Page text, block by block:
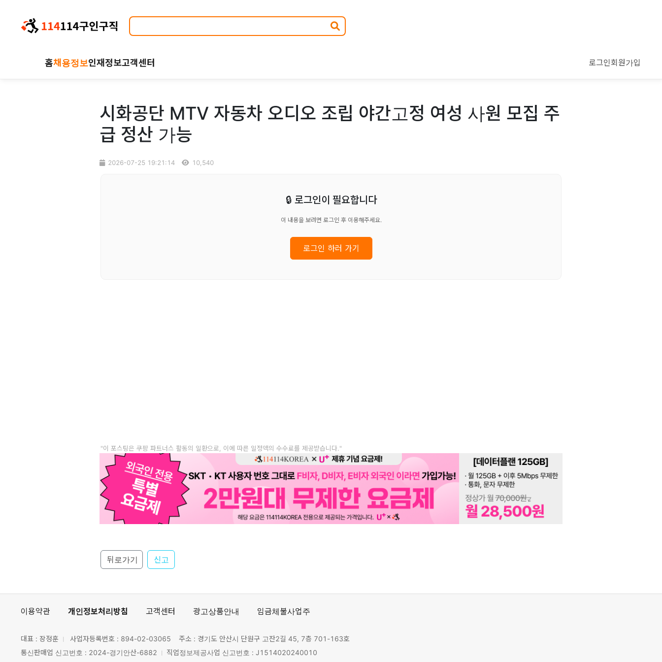
홈채용정보인재정보고객센터 로그인회원가입
시화공단 MTV 자동차 오디오 조립 야간고정 여성 사원 모집 주
급 정산 가능
2026-07-25 19:21:14 10,540
🔒 로그인이 필요합니다
이 내용을 보려면 로그인 후 이용해주세요.
로그인 하러 가기
"이 포스팅은 쿠팡 파트너스 활동의 일환으로, 이에 따른 일정액의 수수료를 제공받습니다."
뒤로가기 신고
이용약관 개인정보처리방침 고객센터 광고상품안내 임금체불사업주
대표 : 장정훈 사업자등록번호 : 894-02-03065
주소 : 경기도 안산시 단원구 고잔2길 45, 7층 701-163호
통신판매업 신고번호 : 2024-경기안산-6882
직업정보제공사업 신고번호 : J1514020240010